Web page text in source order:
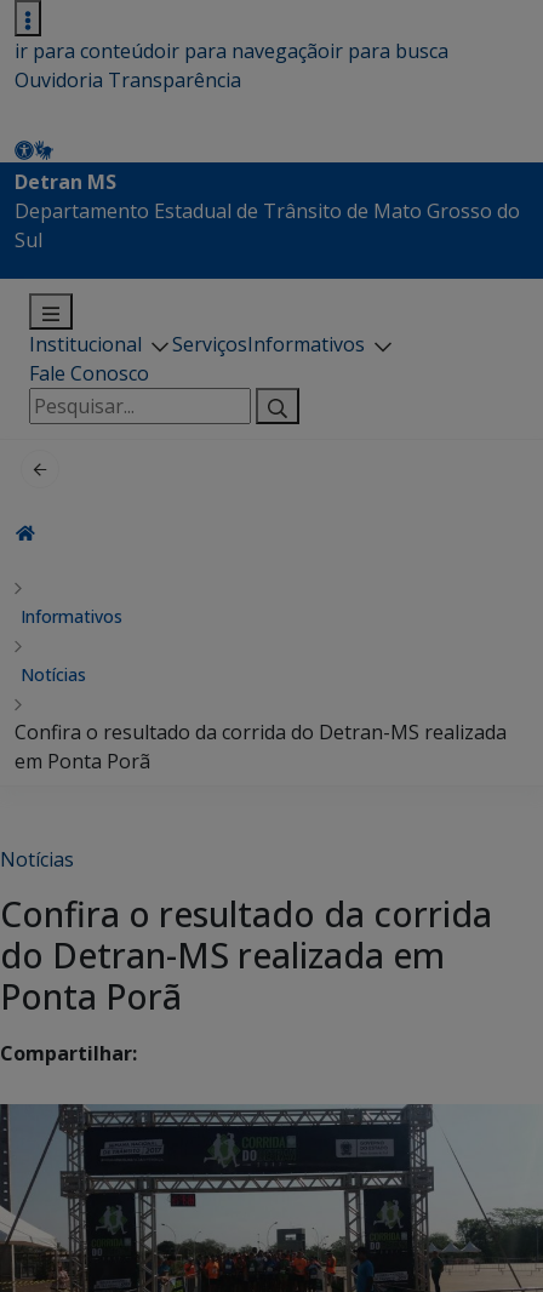
ir para conteúdoir para navegaçãoir para busca
Ouvidoria Transparência
Detran MS
Departamento Estadual de Trânsito de Mato Grosso do
Sul
Institucional ServiçosInformativos
Fale Conosco
Pesquisar
por:
Informativos
Notícias
Confira o resultado da corrida do Detran-MS realizada
em Ponta Porã
Notícias
Confira o resultado da corrida
do Detran-MS realizada em
Ponta Porã
Compartilhar: